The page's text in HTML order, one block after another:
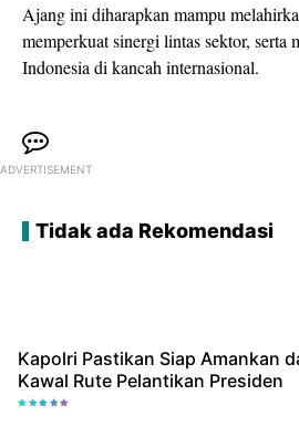
Ajang ini diharapkan mampu
memperkuat sinergi lintas sektor, serta
Indonesia di kancah internasional.
ADVERTISEMENT
Tidak ada Rekomendasi
Kapolri Pastikan Siap Amankan
Kawal Rute Pelantikan Presiden